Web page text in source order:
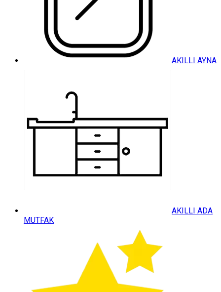
AKILLI AYNA
AKILLI ADA
MUTFAK